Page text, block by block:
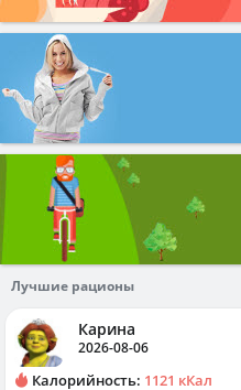
Лучшие рационы
Карина
2026-08-06
Калорийность: 1121 кКал